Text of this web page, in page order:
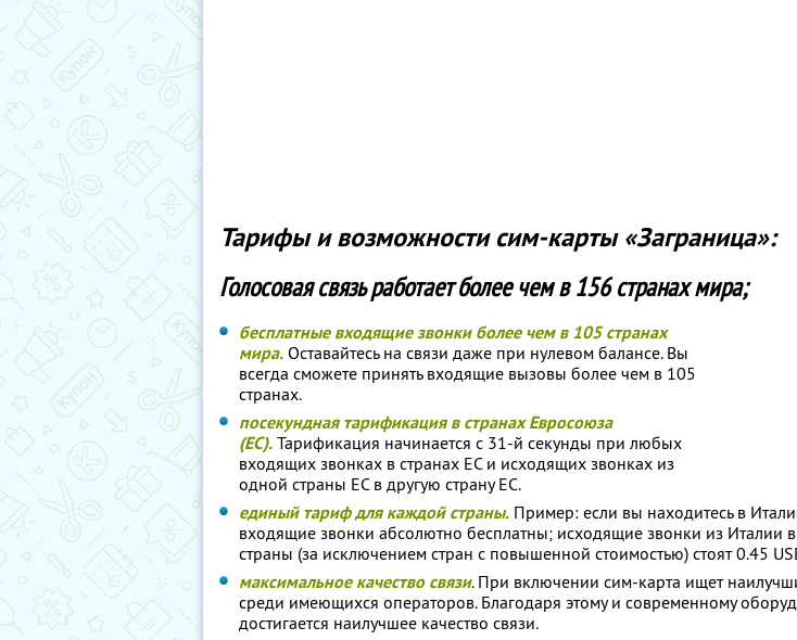
Тарифы и возможности сим-карты «Заграница»:
Голосовая связь работает более чем в 156 странах мира;
бесплатные входящие звонки более чем в 105 странах
мира. Оставайтесь на связи даже при нулевом балансе. Вы
всегда сможете принять входящие вызовы более чем в 105
странах.
посекундная тарификация в странах Евросоюза
(ЕС). Тарификация начинается с 31-й секунды при любых
входящих звонках в странах ЕС и исходящих звонках из
одной страны ЕС в другую страну ЕС.
единый тариф для каждой страны. Пример: если вы находитесь в
входящие звонки абсолютно бесплатны; исходящие звонки из Италии
страны (за исключением стран с повышенной стоимостью) стоят 0.45
максимальное качество связи. При включении сим-карта ищет
среди имеющихся операторов. Благодаря этому и современному
достигается наилучшее качество связи.